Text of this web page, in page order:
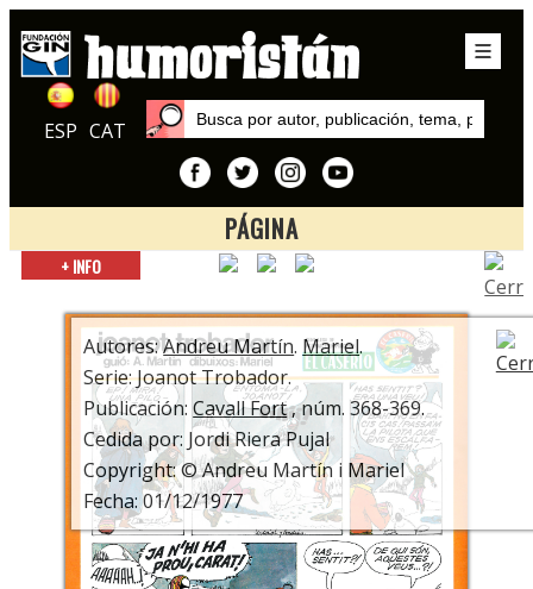
ESP CAT
PÁGINA
Inicio
Andreu Martín
+ INFO
Autores:Andreu Martín.Mariel.
Serie: Joanot Trobador.
Publicación:Cavall Fort, núm. 368-369.
Cedida por: Jordi Riera Pujal
Copyright: © Andreu Martín i Mariel
Fecha: 01/12/1977